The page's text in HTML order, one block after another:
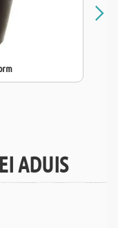
ADUIS